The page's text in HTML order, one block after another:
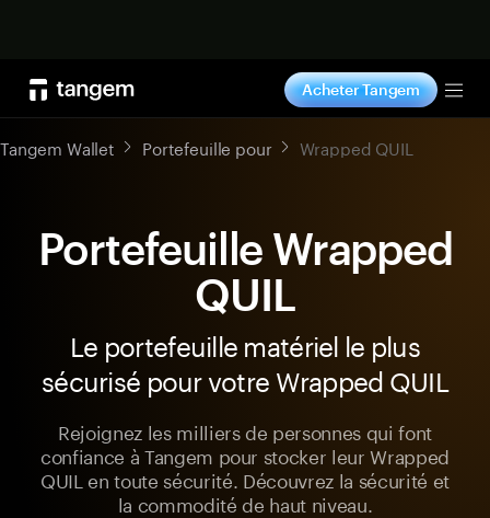
Acheter Tangem
Tangem Wallet Portefeuille pour Wrapped QUIL
Portefeuille Wrapped
QUIL
Le portefeuille matériel le plus
sécurisé pour votre Wrapped QUIL
Rejoignez les milliers de personnes qui font
confiance à Tangem pour stocker leur Wrapped
QUIL en toute sécurité. Découvrez la sécurité et
la commodité de haut niveau.